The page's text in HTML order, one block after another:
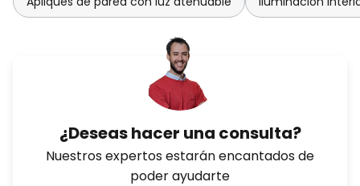
¿Deseas hacer una consulta?
Nuestros expertos estarán encantados de
poder ayudarte